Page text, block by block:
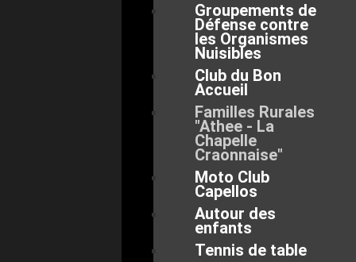
Groupements de
Défense contre
les Organismes
Nuisibles
Club du Bon
Accueil
Familles Rurales
"Athee - La
Chapelle
Craonnaise"
Moto Club
Capellos
Autour des
enfants
Tennis de table